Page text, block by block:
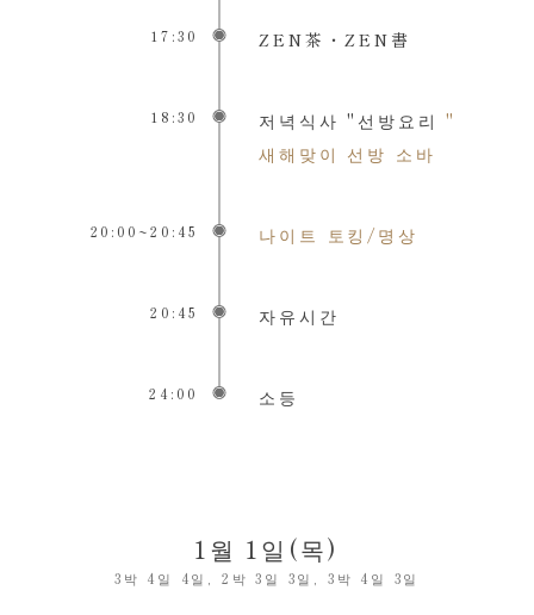
17:30 ZEN茶・ZEN書
18:30 저녁식사 "선방요리"
새해맞이 선방 소바
20:00~20:45 나이트 토킹/명상
20:45 자유시간
24:00 소등
1월 1일(목)
3박 4일 4일, 2박 3일 3일, 3박 4일 3일